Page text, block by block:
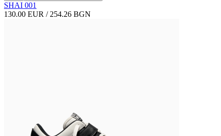
SHAI 001
130.00 EUR / 254.26 BGN